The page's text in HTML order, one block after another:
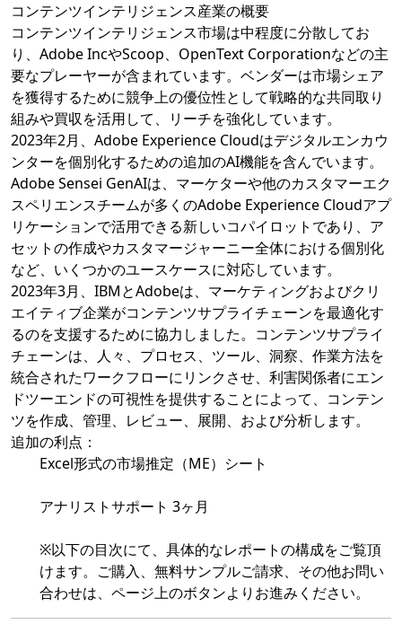
コンテンツインテリジェンス産業の概要
コンテンツインテリジェンス市場は中程度に分散してお
り、Adobe IncやScoop、OpenText Corporationなどの主
要なプレーヤーが含まれています。ベンダーは市場シェア
を獲得するために競争上の優位性として戦略的な共同取り
組みや買収を活用して、リーチを強化しています。
2023年2月、Adobe Experience Cloudはデジタルエンカウ
ンターを個別化するための追加のAI機能を含んでいます。
Adobe Sensei GenAIは、マーケターや他のカスタマーエク
スペリエンスチームが多くのAdobe Experience Cloudアプ
リケーションで活用できる新しいコパイロットであり、ア
セットの作成やカスタマージャーニー全体における個別化
など、いくつかのユースケースに対応しています。
2023年3月、IBMとAdobeは、マーケティングおよびクリ
エイティブ企業がコンテンツサプライチェーンを最適化す
るのを支援するために協力しました。コンテンツサプライ
チェーンは、人々、プロセス、ツール、洞察、作業方法を
統合されたワークフローにリンクさせ、利害関係者にエン
ドツーエンドの可視性を提供することによって、コンテン
ツを作成、管理、レビュー、展開、および分析します。
追加の利点：
Excel形式の市場推定（ME）シート
アナリストサポート 3ヶ月
※以下の目次にて、具体的なレポートの構成をご覧頂
けます。ご購入、無料サンプルご請求、その他お問い
合わせは、ページ上のボタンよりお進みください。